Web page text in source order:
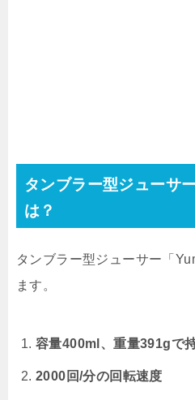
タンブラー型ジューサ
は？
タンブラー型ジューサー「
ます。
容量400ml、重量391gで
2000回/分の回転速度